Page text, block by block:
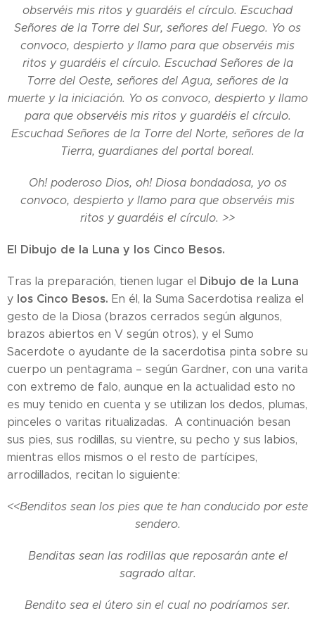
observéis mis ritos y guardéis el círculo. Escuchad
Señores de la Torre del Sur, señores del Fuego. Yo os
convoco, despierto y llamo para que observéis mis
ritos y guardéis el círculo. Escuchad Señores de la
Torre del Oeste, señores del Agua, señores de la
muerte y la iniciación. Yo os convoco, despierto y llamo
para que observéis mis ritos y guardéis el círculo.
Escuchad Señores de la Torre del Norte, señores de la
Tierra, guardianes del portal boreal.
Oh! poderoso Dios, oh! Diosa bondadosa, yo os
convoco, despierto y llamo para que observéis mis
ritos y guardéis el círculo. >>
El Dibujo de la Luna y los Cinco Besos.
Tras la preparación, tienen lugar el Dibujo de la Luna
y los Cinco Besos. En él, la Suma Sacerdotisa realiza el
gesto de la Diosa (brazos cerrados según algunos,
brazos abiertos en V según otros), y el Sumo
Sacerdote o ayudante de la sacerdotisa pinta sobre su
cuerpo un pentagrama – según Gardner, con una varita
con extremo de falo, aunque en la actualidad esto no
es muy tenido en cuenta y se utilizan los dedos, plumas,
pinceles o varitas ritualizadas. A continuación besan
sus pies, sus rodillas, su vientre, su pecho y sus labios,
mientras ellos mismos o el resto de partícipes,
arrodillados, recitan lo siguiente:
<<Benditos sean los pies que te han conducido por este
sendero.
Benditas sean las rodillas que reposarán ante el
sagrado altar.
Bendito sea el útero sin el cual no podríamos ser.